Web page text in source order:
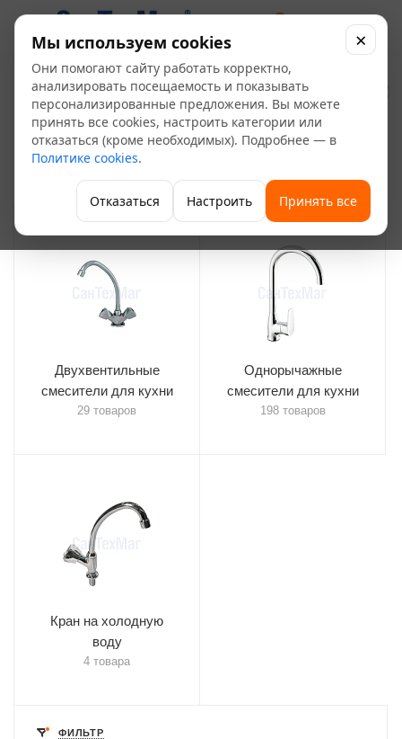
Смесители для кухни из
силумина
20
Главная — Каталог —
Смесители для кухни — Силумин
Двухвентильные
смесители для кухни
29 товаров
Однорычажные
смесители для кухни
198 товаров
Кран на холодную
воду
4 товара
ФИЛЬТР
Мы используем cookies
Они помогают сайту работать корректно,
анализировать посещаемость и показывать
персонализированные предложения. Вы можете
принять все cookies, настроить категории или
отказаться (кроме необходимых). Подробнее — в
Политике cookies.
Отказаться Настроить Принять все
×